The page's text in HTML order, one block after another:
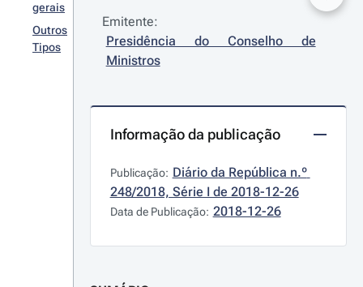
gerais
Outros
Tipos
Emitente:
Presidência do Conselho de
Ministros
Informação da publicação
Publicação: Diário da República n.º
248/2018, Série I de 2018-12-26
Data de Publicação: 2018-12-26